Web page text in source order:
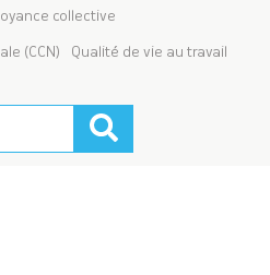
collective
(CCN) Qualité de vie au travail